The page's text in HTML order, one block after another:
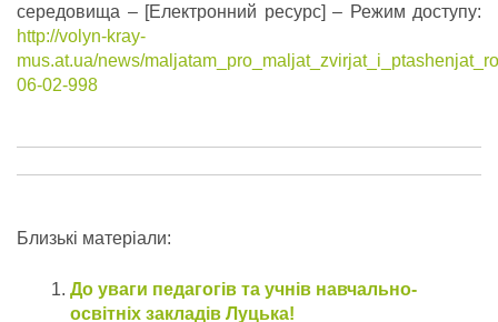
середовища – [Електронний ресурс] – Режим доступу:
http://volyn-kray-
mus.at.ua/news/
06-02-998
Близькі матеріали:
До уваги педагогів та учнів навчально-
освітніх закладів Луцька!